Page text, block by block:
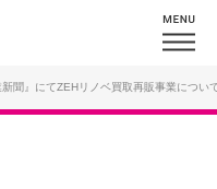
新聞』にてZEHリノベ買取再販事業につ